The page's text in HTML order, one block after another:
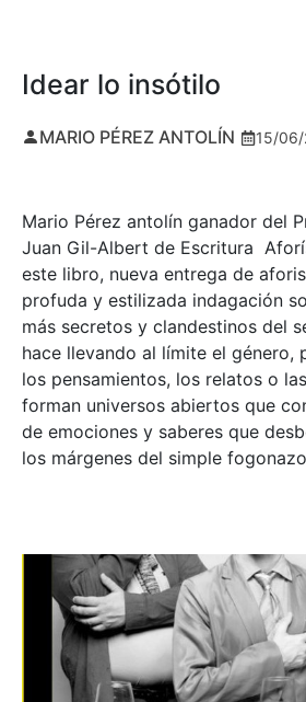
Idear lo insótilo
MARIO PÉREZ ANTOLÍN 15/
Mario Pérez antolín ganador del
Juan Gil-Albert de Escritura
este libro, nueva entrega de
profuda y estilizada indagación
más secretos y clandestinos del
hace llevando al límite el género,
los pensamientos, los relatos o
forman universos abiertos que
de emociones y saberes que
los márgenes del simple